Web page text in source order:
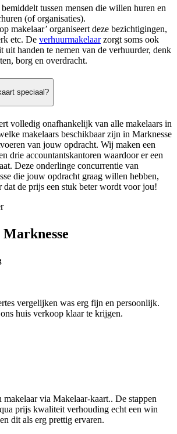
tussen mensen die willen huren en
(of organisaties).
makelaar’ organiseert deze bezichtigingen,
etc. De verhuurmakelaarzorgt soms ook
uit handen te nemen van de verhuurder, denk
borg en overdracht.
speciaal?
volledig onafhankelijk van alle makelaars in
makelaars beschikbaar zijn in Marknesse
van jouw opdracht. Wij maken een
drie accountantskantoren waardoor er een
Deze onderlinge concurrentie van
die jouw opdracht graag willen hebben,
de prijs een stuk beter wordt voor jou!
vergelijken was erg fijn en persoonlijk.
huis verkoop klaar te krijgen.
makelaar via Makelaar-kaart.. De stappen
prijs kwaliteit verhouding echt een win
dit als erg prettig ervaren.